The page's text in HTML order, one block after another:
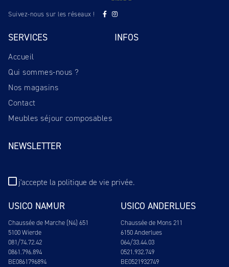
Suivez-nous sur les réseaux !
SERVICES
Accueil
Qui sommes-nous ?
Nos magasins
Contact
Meubles séjour composables
INFOS
NEWSLETTER
j'accepte la politique de vie privée.
USICO NAMUR
Chaussée de Marche (N4) 651
5100 Wierde
081/74.72.42
0861.796.894
BE0861796894
USICO ANDERLUES
Chaussée de Mons 211
6150 Anderlues
064/33.44.03
0521.932.749
BE0521932749